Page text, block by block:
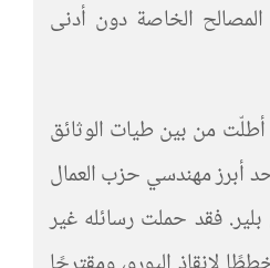
المصالح الخاصة دون أدنى
من بين طيات الوثائق
أبرز مهندسي حزب العمال
فقد حملت رسائله غير